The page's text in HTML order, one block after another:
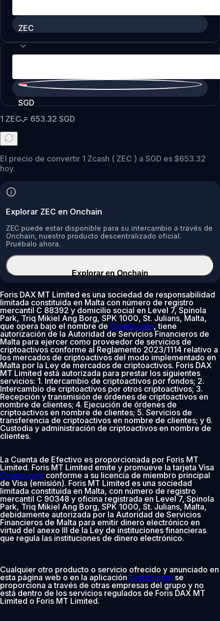
ZEC
SGD
1 ZEC= 653.32 SGD
El precio de convertir 1 Zcash ( ZEC ) a SGD es $653.32
hoy.
Explorar ZEC en Onchain
ZEC puede estar disponible para su intercambio a través de
Onchain, nuestro producto descentralizado oficial.
Pruébalo ahora.
Explorar en Onchain
Foris DAX MT Limited es una sociedad de responsabilidad
limitada constituida en Malta con número de registro
mercantil C 88392 y domicilio social en Level 7, Spinola
Park, Triq Mikiel Ang Borg, SPK 1000, St. Julians, Malta,
que opera bajo el nombre de Crypto.com, tiene
autorización de la Autoridad de Servicios Financieros de
Malta para ejercer como proveedor de servicios de
criptoactivos conforme al Reglamento 2023/1114 relativo a
los mercados de criptoactivos del modo implementado en
Malta por la Ley de mercados de criptoactivos. Foris DAX
MT Limited está autorizada para prestar los siguientes
servicios: 1. Intercambio de criptoactivos por fondos; 2.
Intercambio de criptoactivos por otros criptoactivos; 3.
Recepción y transmisión de órdenes de criptoactivos en
nombre de clientes; 4. Ejecución de órdenes de
criptoactivos en nombre de clientes; 5. Servicios de
transferencia de criptoactivos en nombre de clientes; y 6.
Custodia y administración de criptoactivos en nombre de
clientes.
La Cuenta de Efectivo es proporcionada por Foris MT
Limited. Foris MT Limited emite y promueve la tarjeta Visa
Crypto.com conforme a su licencia de miembro principal
de Visa (emisión). Foris MT Limited es una sociedad
limitada constituida en Malta, con número de registro
mercantil C 90348 y oficina registrada en Level 7, Spinola
Park, Triq Mikiel Ang Borg, SPK 1000, St. Julians, Malta,
debidamente autorizada por la Autoridad de Servicios
Financieros de Malta para emitir dinero electrónico en
virtud del anexo III de la Ley de instituciones financieras
que regula las instituciones de dinero electrónico.
Cualquier otro producto o servicio ofrecido y anunciado en
esta página web o en la aplicación Crypto.com se
proporciona a través de otras empresas del grupo y no
está dentro de los servicios regulados de Foris DAX MT
Limited o Foris MT Limited.